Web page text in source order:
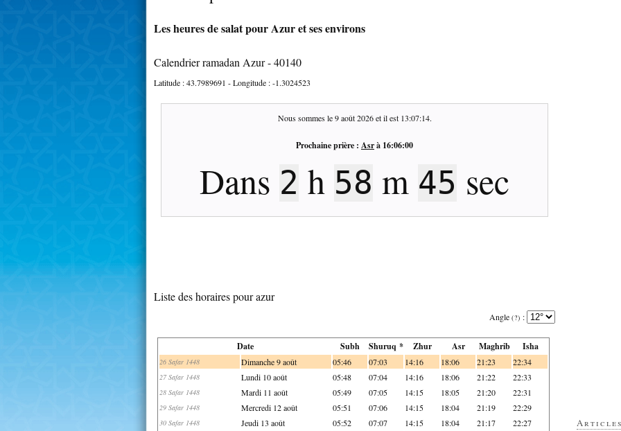
Les heures de salat pour Azur et ses environs
Calendrier ramadan Azur - 40140
Latitude :43.7989691 - Longitude :-1.3024523
Nous sommes le9 août 2026et il est 13:07:15.
Prochaine prière : Asrà 16:06:00
Dans 2 h 58 m 44 sec
Liste des horaires pour azur
Angle (?) :
Date Subh Shuruq * Zhur Asr Maghrib Isha
26 Safar 1448 Dimanche 9 août 05:46 07:03 14:16 18:06 21:23 22:34
27 Safar 1448 Lundi 10 août 05:48 07:04 14:16 18:06 21:22 22:33
28 Safar 1448 Mardi 11 août 05:49 07:05 14:15 18:05 21:20 22:31
29 Safar 1448 Mercredi 12 août 05:51 07:06 14:15 18:04 21:19 22:29
30 Safar 1448 Jeudi 13 août 05:52 07:07 14:15 18:04 21:17 22:27